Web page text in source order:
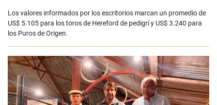
Los valores informados por los escritorios marcan un promedio de
US$ 5.105 para los toros de Hereford de pedigrí y US$ 3.240 para
los Puros de Origen.